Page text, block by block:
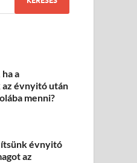
a
évnyitó után
menni?
évnyitó
az